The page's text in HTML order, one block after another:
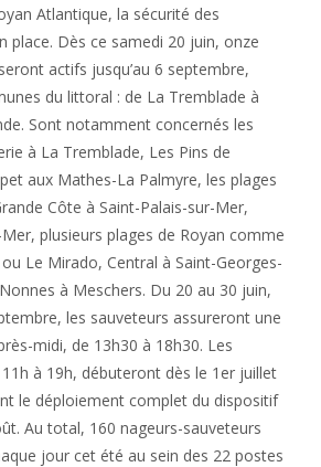
Atlantique, la sécurité des
place. Dès ce samedi 20 juin, onze
actifs jusqu’au 6 septembre,
du littoral : de La Tremblade à
Sont notamment concernés les
à La Tremblade, Les Pins de
aux Mathes-La Palmyre, les plages
Côte à Saint-Palais-sur-Mer,
plusieurs plages de Royan comme
Le Mirado, Central à Saint-Georges-
à Meschers. Du 20 au 30 juin,
les sauveteurs assureront une
midi, de 13h30 à 18h30. Les
à 19h, débuteront dès le 1er juillet
le déploiement complet du dispositif
Au total, 160 nageurs-sauveteurs
jour cet été au sein des 22 postes